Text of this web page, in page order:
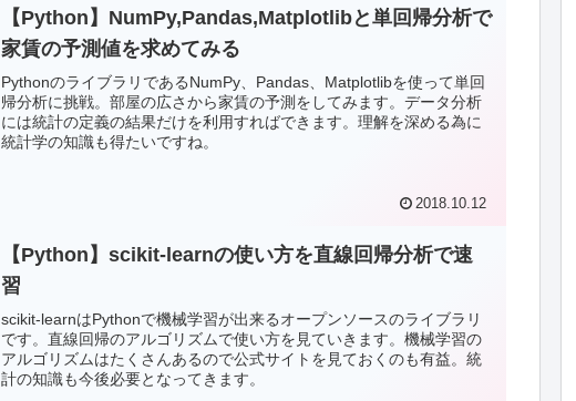
【Python】NumPy,Pandas,Matplotlibと単回帰分析で
家賃の予測値を求めてみる
PythonのライブラリであるNumPy、Pandas、Matplotlibを使って単回
帰分析に挑戦。部屋の広さから家賃の予測をしてみます。データ分析
には統計の定義の結果だけを利用すればできます。理解を深める為に
統計学の知識も得たいですね。
2018.10.12
【Python】scikit-learnの使い方を直線回帰分析で速
習
scikit-learnはPythonで機械学習が出来るオープンソースのライブラリ
です。直線回帰のアルゴリズムで使い方を見ていきます。機械学習の
アルゴリズムはたくさんあるので公式サイトを見ておくのも有益。統
計の知識も今後必要となってきます。